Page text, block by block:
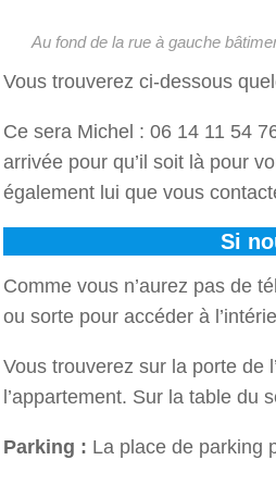
Au fond de la rue à gauche
Vous trouverez ci-dessous
Ce sera Michel : 06 14 11 54
arrivée pour qu’il soit là pour
également lui que vous
Si
Comme vous n’aurez pas de
ou sorte pour accéder à
Vous trouverez sur la porte de
l’appartement. Sur la table
Parking : La place de parking